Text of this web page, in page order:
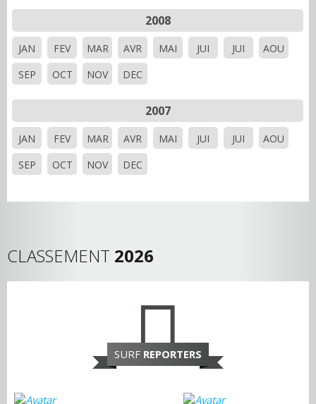
2008
JAN FEV MAR AVR MAI JUI JUI
AOU
SEP
OCT NOV DEC
2007
JAN FEV MAR AVR MAI JUI JUI
AOU
SEP
OCT NOV DEC
CLASSEMENT 2026
SURF REPORTERS